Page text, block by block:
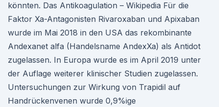
könnten. Das Antikoagulation – Wikipedia Für die
Faktor Xa-Antagonisten Rivaroxaban und Apixaban
wurde im Mai 2018 in den USA das rekombinante
Andexanet alfa (Handelsname AndexXa) als Antidot
zugelassen. In Europa wurde es im April 2019 unter
der Auflage weiterer klinischer Studien zugelassen.
Untersuchungen zur Wirkung von Trapidil auf
Handrückenvenen wurde 0,9%ige